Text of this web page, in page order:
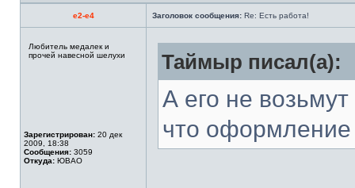
e2-e4 Заголовок сообщения: Re: Есть работа!
Любитель медалек и
прочей навесной шелухи
Зарегистрирован: 20 дек
2009, 18:38
Сообщения: 3059
Откуда: ЮВАО
Таймыр писал(а):
А его не
что